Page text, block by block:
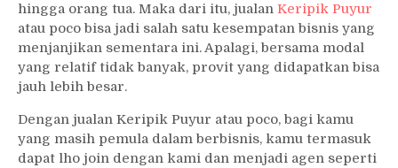
hingga orang tua. Maka dari itu, jualan Keripik Puyur
atau poco bisa jadi salah satu kesempatan bisnis yang
menjanjikan sementara ini. Apalagi, bersama modal
yang relatif tidak banyak, provit yang didapatkan bisa
jauh lebih besar.
Dengan jualan Keripik Puyur atau poco, bagi kamu
yang masih pemula dalam berbisnis, kamu termasuk
dapat lho join dengan kami dan menjadi agen seperti